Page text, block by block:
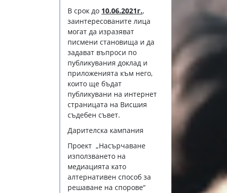
В срок до 10.06.2021г.,
заинтересованите лица
могат да изразяват
писмени становища и да
задават въпроси по
публикувания доклад и
приложенията към него,
които ще бъдат
публикувани на интернет
страницата на Висшия
съдебен съвет.
Дарителска кампания
Проект „Насърчаване
използването на
медиацията като
алтернативен способ за
решаване на спорове“